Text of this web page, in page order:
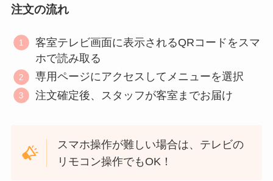
注文の流れ
客室テレビ画面に表示されるQRコードをスマ
ホで読み取る
専用ページにアクセスしてメニューを選択
注文確定後、スタッフが客室までお届け
スマホ操作が難しい場合は、テレビの
リモコン操作でもOK！